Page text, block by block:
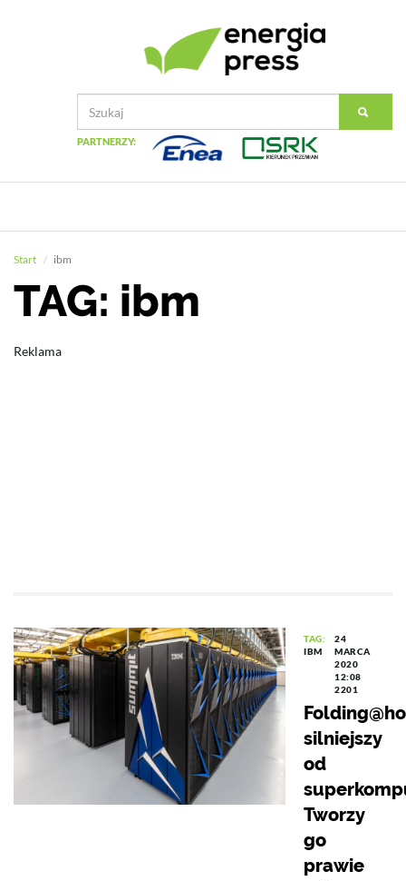
PARTNERZY:
Start ibm
TAG: ibm
Reklama
TAG:
IBM
24
MARCA
2020
12:08
2201
silniejszy
od
Tworzy
go
prawie